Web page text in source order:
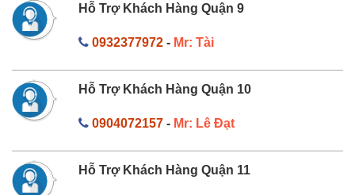
Hỗ Trợ Khách Hàng Quận 9
0932377972- Mr: Tài
Hỗ Trợ Khách Hàng Quận 10
0904072157- Mr: Lê Đạt
Hỗ Trợ Khách Hàng Quận 11